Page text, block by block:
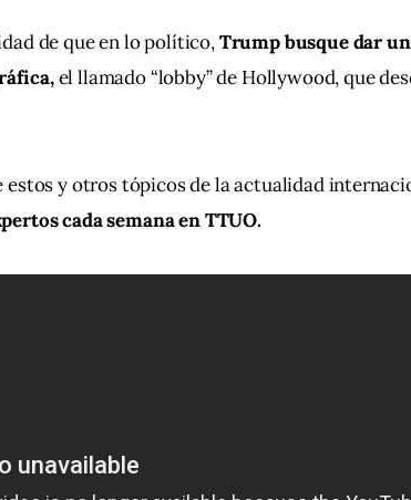
de que en lo político, Trump busque dar
el llamado “lobby” de Hollywood, que
estos y otros tópicos de la actualidad
cada semana en TTUO.